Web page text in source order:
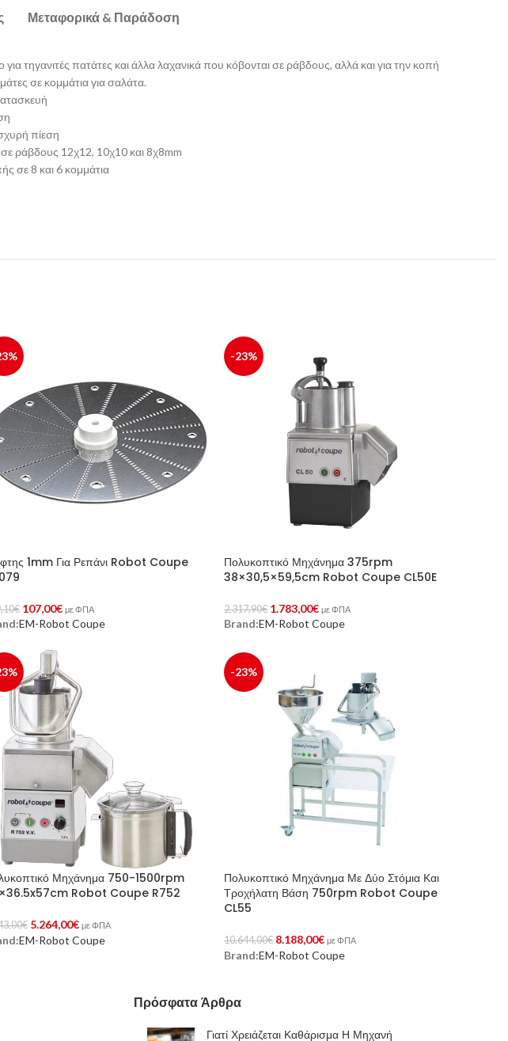
Μεταφορικά & Παράδοση
τηγανιτές πατάτες και άλλα λαχανικά που κόβονται σε ράβδους, αλλά και για την κοπή
σε κομμάτια για σαλάτα.
πίεση
ράβδους 12χ12, 10χ10 και 8χ8mm
σε 8 και 6 κομμάτια
1mm Για Ρεπάνι Robot Coupe
€ 107,00€ με ΦΠΑ
Στο Καλάθι
EM-Robot Coupe
-23%
Πολυκοπτικό Μηχάνημα 375rpm
38×30,5×59,5cm Robot Coupe CL50E
2.317,90€ 1.783,00€ με ΦΠΑ
Προσθήκη Στο Καλάθι
Brand:EM-Robot Coupe
Μηχάνημα 750-1500rpm
Robot Coupe R752
€ 5.264,00€ με ΦΠΑ
Στο Καλάθι
EM-Robot Coupe
-23%
Πολυκοπτικό Μηχάνημα Με Δύο Στόμια Και
Τροχήλατη Βάση 750rpm Robot Coupe
CL55
10.644,00€ 8.188,00€ με ΦΠΑ
Προσθήκη Στο Καλάθι
Brand:EM-Robot Coupe
Πρόσφατα Άρθρα
Γιατί Χρειάζεται Καθάρισμα Η Μηχανή